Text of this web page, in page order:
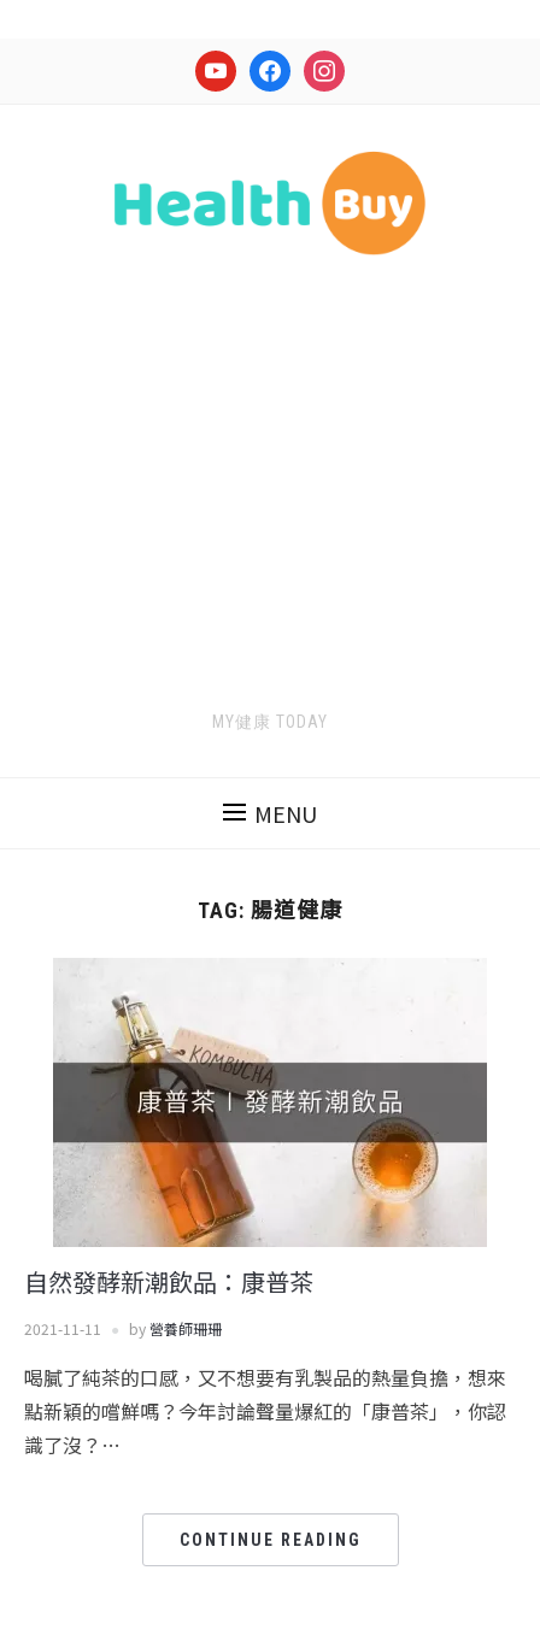
youtube facebookinstagram
MY健康 TODAY
MENU
TAG: 腸道健康
自然發酵新潮飲品：康普茶
2021-11-11 by營養師珊珊
喝膩了純茶的口感，又不想要有乳製品的熱量負擔，想來
點新穎的嚐鮮嗎？今年討論聲量爆紅的「康普茶」，你認
識了沒？…
CONTINUE READING